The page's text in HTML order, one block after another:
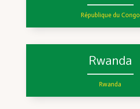
République du Congo
Rwanda
Rwanda